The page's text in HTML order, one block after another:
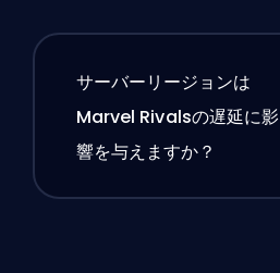
サーバーリージョンは
Marvel Rivalsの遅延に影
響を与えますか？